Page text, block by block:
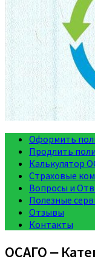
Оформить
Продлить
Калькулятор
Страховые
Вопросы и
Полезные
Отзывы
Контакты
ОСАГО ‒